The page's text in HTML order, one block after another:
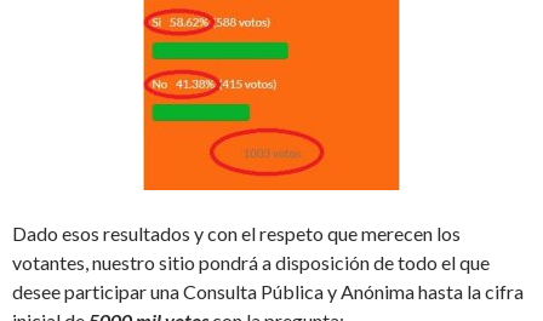
Dado esos resultados y con el respeto que merecen los
votantes, nuestro sitio pondrá a disposición de todo el que
desee participar una Consulta Pública y Anónima hasta la cifra